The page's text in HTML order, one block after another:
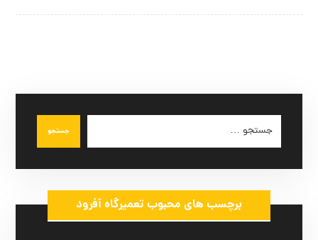
جستجو
برچسب های محبوب تعمیرگاه آفرود